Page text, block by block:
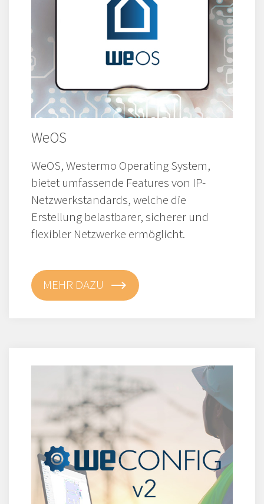
WeOS
WeOS, Westermo Operating System,
bietet umfassende Features von IP-
Netzwerkstandards, welche die
Erstellung belastbarer, sicherer und
flexibler Netzwerke ermöglicht.
MEHR DAZU